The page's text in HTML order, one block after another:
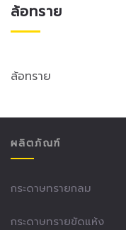
ล้อทราย
ล้อทราย
ผลิตภัณฑ์
กระดาษทรายกลม
กระดาษทรายขัดแห้ง